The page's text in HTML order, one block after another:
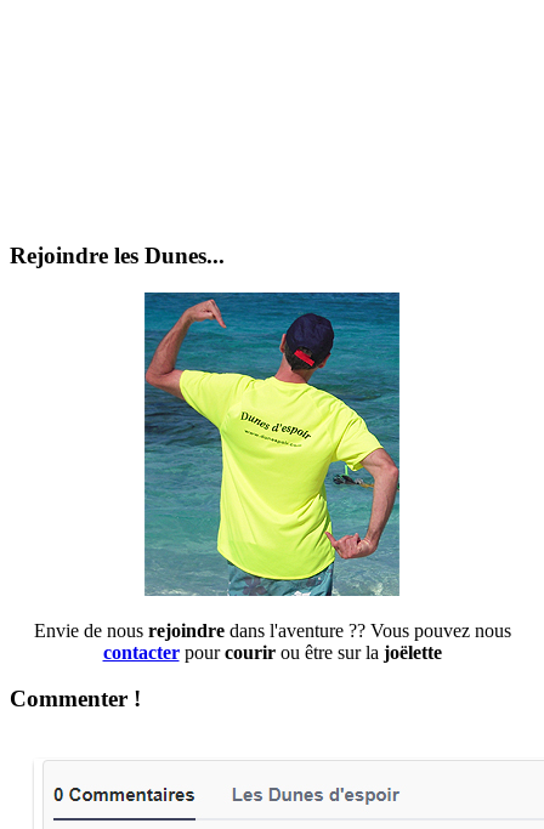
Rejoindre les Dunes...
Envie de nous rejoindre dans l'aventure ?? Vous pouvez nous
contacterpourcourir ou être sur la joëlette
Commenter !